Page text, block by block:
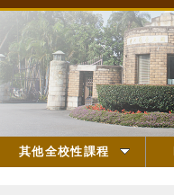
其他全校性課程